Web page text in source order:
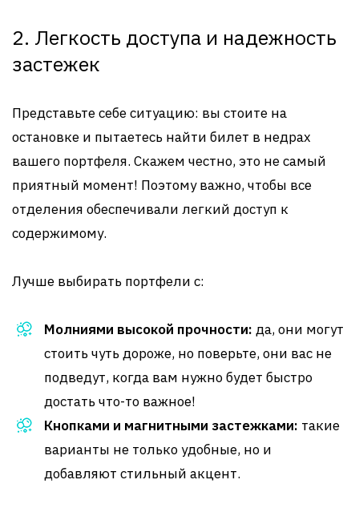
2. Легкость доступа и надежность
застежек
Представьте себе ситуацию: вы стоите на
остановке и пытаетесь найти билет в недрах
вашего портфеля. Скажем честно, это не самый
приятный момент! Поэтому важно, чтобы все
отделения обеспечивали легкий доступ к
содержимому.
Лучше выбирать портфели с:
Молниями высокой прочности: да, они могут
стоить чуть дороже, но поверьте, они вас не
подведут, когда вам нужно будет быстро
достать что-то важное!
Кнопками и магнитными застежками: такие
варианты не только удобные, но и
добавляют стильный акцент.